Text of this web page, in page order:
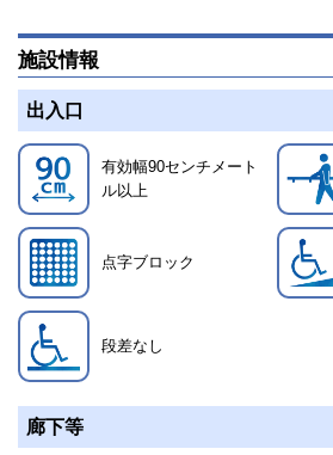
施設情報
出入口
有効幅90センチメート
ル以上
点字ブロック
段差なし
廊下等